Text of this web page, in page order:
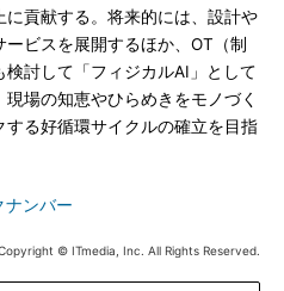
貢献する。将来的には、設計や
ビスを展開するほか、OT（制
討して「フィジカルAI」として
場の知恵やひらめきをモノづく
する好循環サイクルの確立を目指
ンバー
© ITmedia, Inc. All Rights Reserved.